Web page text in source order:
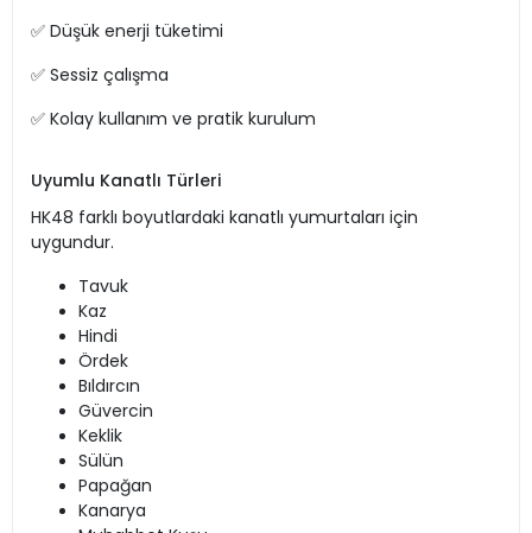
✅ Düşük enerji tüketimi
✅ Sessiz çalışma
✅ Kolay kullanım ve pratik kurulum
Uyumlu Kanatlı Türleri
HK48 farklı boyutlardaki kanatlı yumurtaları için
uygundur.
Tavuk
Kaz
Hindi
Ördek
Bıldırcın
Güvercin
Keklik
Sülün
Papağan
Kanarya